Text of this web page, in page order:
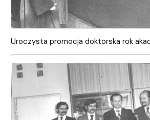
Uroczysta promocja doktorska rok